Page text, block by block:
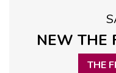
NEW THE
THE